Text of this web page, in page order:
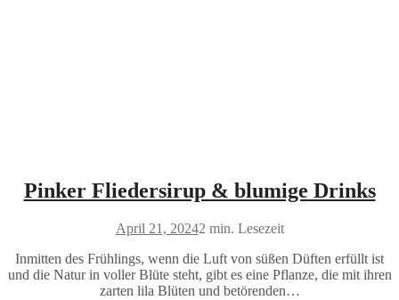
Pinker Fliedersirup & blumige Drinks
April 21, 20242 min. Lesezeit
Inmitten des Frühlings, wenn die Luft von süßen Düften erfüllt ist
und die Natur in voller Blüte steht, gibt es eine Pflanze, die mit ihren
zarten lila Blüten und betörenden…